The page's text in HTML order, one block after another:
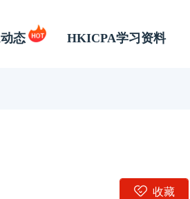
态 HKICPA学习资料
收藏